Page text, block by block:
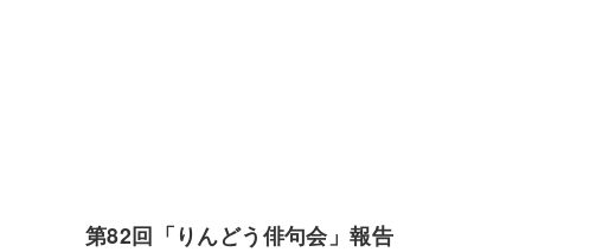
第82回「りんどう俳句会」報告